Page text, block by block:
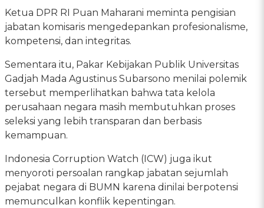
Ketua DPR RI Puan Maharani meminta pengisian
jabatan komisaris mengedepankan profesionalisme,
kompetensi, dan integritas.
Sementara itu, Pakar Kebijakan Publik Universitas
Gadjah Mada Agustinus Subarsono menilai polemik
tersebut memperlihatkan bahwa tata kelola
perusahaan negara masih membutuhkan proses
seleksi yang lebih transparan dan berbasis
kemampuan.
Indonesia Corruption Watch (ICW) juga ikut
menyoroti persoalan rangkap jabatan sejumlah
pejabat negara di BUMN karena dinilai berpotensi
memunculkan konflik kepentingan.